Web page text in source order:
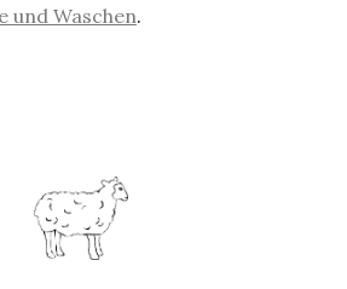
und Waschen.